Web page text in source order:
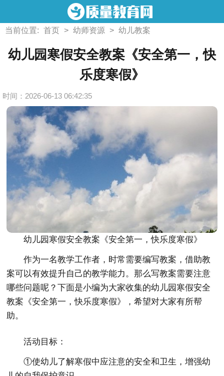
当前位置: 首页 > 幼师资源 > 幼儿教案
幼儿园寒假安全教案《安全第一，快
乐度寒假》
时间：2026-06-13 06:42:35
幼儿园寒假安全教案《安全第一，快乐度寒假》
作为一名教学工作者，时常需要编写教案，借助教
案可以有效提升自己的教学能力。那么写教案需要注意
哪些问题呢？下面是小编为大家收集的幼儿园寒假安全
教案《安全第一，快乐度寒假》，希望对大家有所帮
助。
活动目标：
①使幼儿了解寒假中应注意的安全和卫生，增强幼